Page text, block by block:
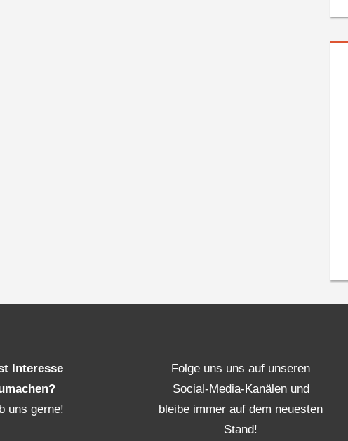
Interesse
uns gerne!
Folge uns uns auf unseren
Social-Media-Kanälen und
bleibe immer auf dem neuesten
Stand!